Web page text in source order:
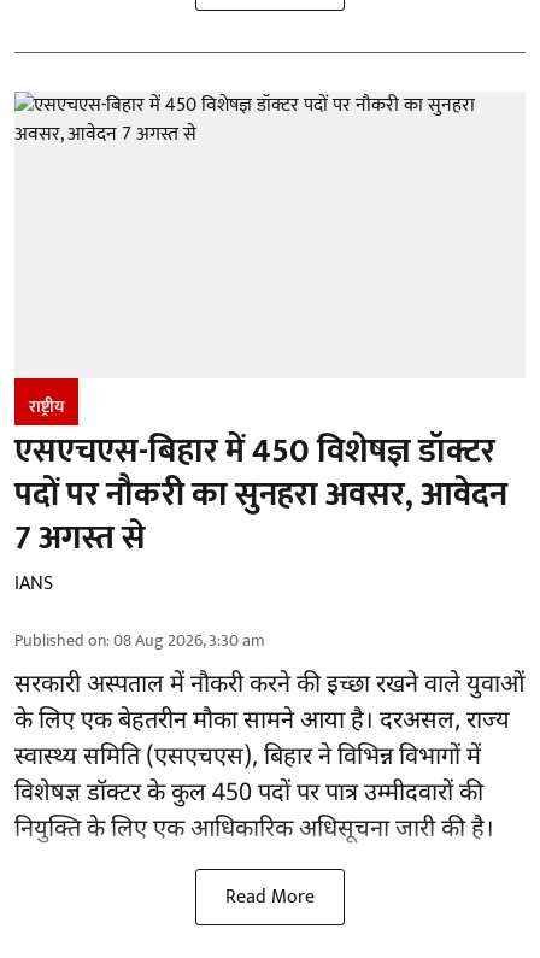
राष्ट्रीय
एसएचएस-बिहार में 450 विशेषज्ञ डॉक्टर
पदों पर नौकरी का सुनहरा अवसर, आवेदन
7 अगस्त से
IANS
Published on:08 Aug 2026, 3:30 am
सरकारी अस्पताल में नौकरी करने की इच्छा रखने वाले युवाओं
के लिए एक बेहतरीन मौका सामने आया है। दरअसल, राज्य
स्वास्थ्य समिति (एसएचएस), बिहार ने विभिन्न विभागों में
विशेषज्ञ डॉक्टर के कुल 450 पदों पर पात्र उम्मीदवारों की
नियुक्ति के लिए एक आधिकारिक अधिसूचना जारी की है।
Read More